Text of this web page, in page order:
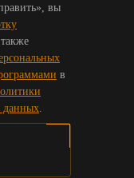
вы
в
данных.